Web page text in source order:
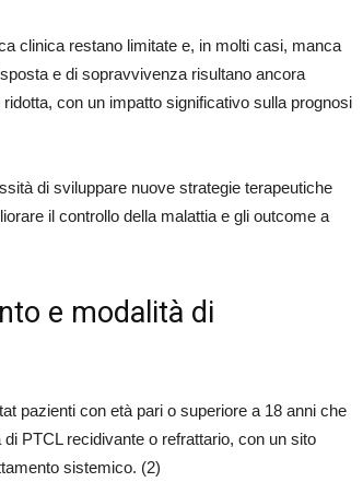
clinica restano limitate e, in molti casi, manca
e di sopravvivenza risultano ancora
con un impatto significativo sulla prognosi
di sviluppare nuove strategie terapeutiche
il controllo della malattia e gli outcome a
e modalità di
pazienti con età pari o superiore a 18 anni che
PTCL recidivante o refrattario, con un sito
sistemico. (2)